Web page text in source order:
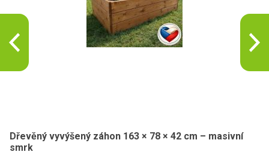
Dřevěný vyvýšený záhon 163 × 78 × 42 cm – masivní
smrk